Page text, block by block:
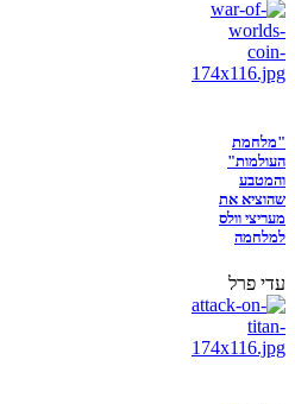
"מלחמת
העולמות"
והמטבע
שהוציא את
מעריצי וולס
למלחמה
עדי פרל